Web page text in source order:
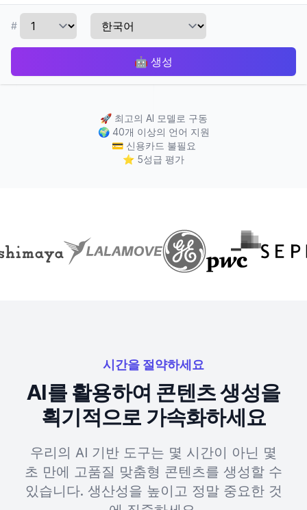
#
🤖 생성
🚀 최고의 AI 모델로 구동
🌍 40개 이상의 언어 지원
💳 신용카드 불필요
⭐ 5성급 평가
시간을 절약하세요
AI를 활용하여 콘텐츠 생성을
획기적으로 가속화하세요
우리의 AI 기반 도구는 몇 시간이 아닌 몇
초 만에 고품질 맞춤형 콘텐츠를 생성할 수
있습니다. 생산성을 높이고 정말 중요한 것